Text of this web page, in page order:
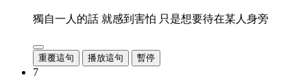
獨自一人的話 就感到害怕 只是想要待在某人身旁
重覆這句 播放這句 暫停
7